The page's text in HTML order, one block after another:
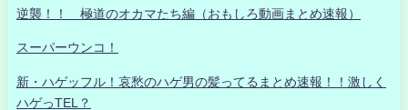
逆襲！！ 極道のオカマたち編（おもしろ動画まとめ速報）
スーパーウンコ！
新・ハゲッフル！哀愁のハゲ男の髪ってるまとめ速報！！激しく
ハゲっTEL？